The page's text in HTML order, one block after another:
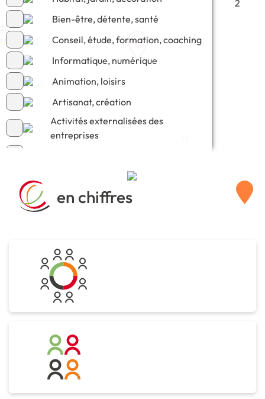
Bien-être, détente, santé
Conseil, étude, formation, coaching
Informatique, numérique
Animation, loisirs
Artisanat, création
Activités externalisées des
entreprises
2
2
3
7
4
43
−
Leaflet
en chiffres